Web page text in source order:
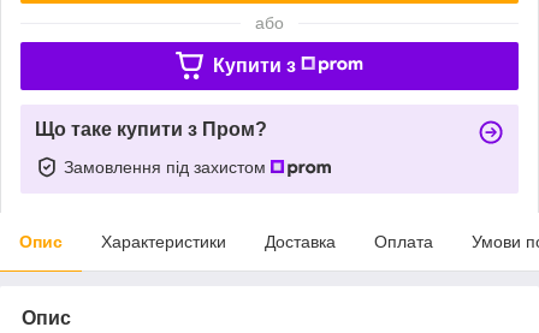
або
Купити з
Що таке купити з Пром?
Замовлення під захистом
Опис Характеристики Доставка Оплата Умови
Опис